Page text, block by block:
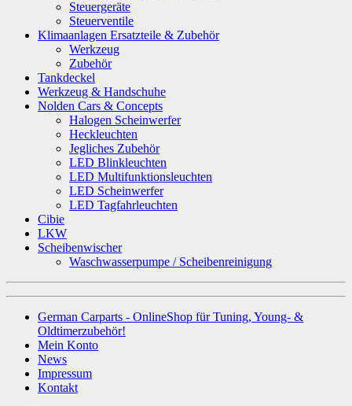
Steuergeräte
Steuerventile
Klimaanlagen Ersatzteile & Zubehör
Werkzeug
Zubehör
Tankdeckel
Werkzeug & Handschuhe
Nolden Cars & Concepts
Halogen Scheinwerfer
Heckleuchten
Jegliches Zubehör
LED Blinkleuchten
LED Multifunktionsleuchten
LED Scheinwerfer
LED Tagfahrleuchten
Cibie
LKW
Scheibenwischer
Waschwasserpumpe / Scheibenreinigung
German Carparts - OnlineShop für Tuning, Young- &
Oldtimerzubehör!
Mein Konto
News
Impressum
Kontakt